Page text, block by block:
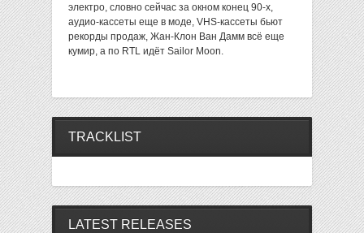
электро, словно сейчас за окном конец 90-х,
аудио-кассеты еще в моде, VHS-кассеты бьют
рекорды продаж, Жан-Клон Ван Дамм всё еще
кумир, а по RTL идёт Sailor Moon.
TRACKLIST
LATEST RELEASES